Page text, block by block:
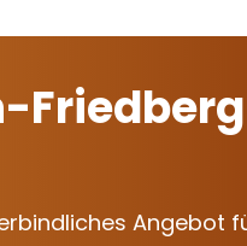
Friedberg
Angebot